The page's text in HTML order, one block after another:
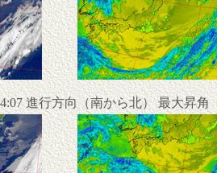
進行方向（南から北） 最大昇角